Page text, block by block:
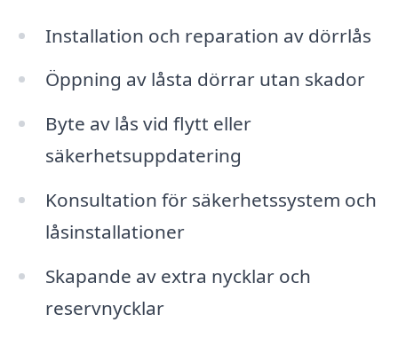
Installation och reparation av dörrlås
Öppning av låsta dörrar utan skador
Byte av lås vid flytt eller
säkerhetsuppdatering
Konsultation för säkerhetssystem och
låsinstallationer
Skapande av extra nycklar och
reservnycklar